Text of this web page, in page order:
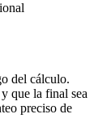
del cálculo.
que la final sea
preciso de